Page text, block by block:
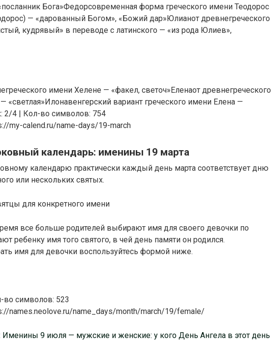
Бога»Федорсовременная форма греческого имени Теодорос
— «дарованный Богом», «Божий дар»Юлианот древнегреческого
кудрявый» в переводе с латинского — «из рода Юлиев»,
имени Хелене — «факел, светоч»Еленаот древнегреческого
«светлая»Илонавенгерский вариант греческого имени Елена —
2/4 | Кол-во символов: 754
my-calend.ru/name-days/19-march
календарь: именины 19 марта
календарю практически каждый день марта соответствует дню
или нескольких святых.
для конкретного имени
все больше родителей выбирают имя для своего девочки по
ребенку имя того святого, в чей день памяти он родился.
имя для девочки воспользуйтесь формой ниже.
во символов: 523
names.neolove.ru/name_days/month/march/19/female/
Именины 9 июля — мужские и женские: у кого День Ангела в этот день